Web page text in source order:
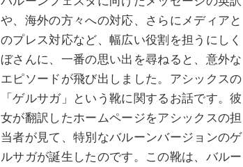
や、海外の方々への対応、さらにメディアと
のプレス対応など、幅広い役割を担うにしく
ぼさんに、一番の思い出を尋ねると、意外な
エピソードが飛び出しました。アシックスの
「ゲルサガ」という靴に関するお話です。彼
女が翻訳したホームページをアシックスの担
当者が見て、特別なバルーンバージョンのゲ
ルサガが誕生したのです。この靴は、バルー